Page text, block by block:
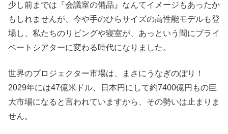
少し前までは『会議室の備品』なんてイメージもあったか
もしれませんが、今や手のひらサイズの高性能モデルも登
場し、私たちのリビングや寝室が、あっという間にプライ
ベートシアターに変わる時代になりました。
世界のプロジェクター市場は、まさにうなぎのぼり！
2029年には47億米ドル、日本円にして約7400億円もの巨
大市場になると言われていますから、その勢いは止まりま
せん。